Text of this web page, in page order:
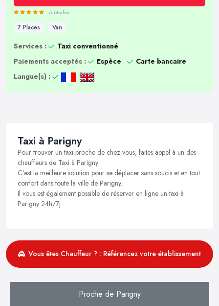
5 étoiles
7 Places Van
Services :
Taxi conventionné
Paiements acceptés :
Espèce
Carte bancaire
Langue(s) :
Taxi à Parigny
Pour trouver un taxi proche de chez vous, faites appel à un des
chauffeurs de Taxi à Parigny .
C’est la meilleure solution pour se déplacer sans soucis et en tout
confort dans toute la ville de Parigny.
Il vous est également possible de réserver en ligne un taxi à
Parigny 24h/7j .
Vous êtes Chauffeur ? : Référencez votre établissement
Proche de Parigny